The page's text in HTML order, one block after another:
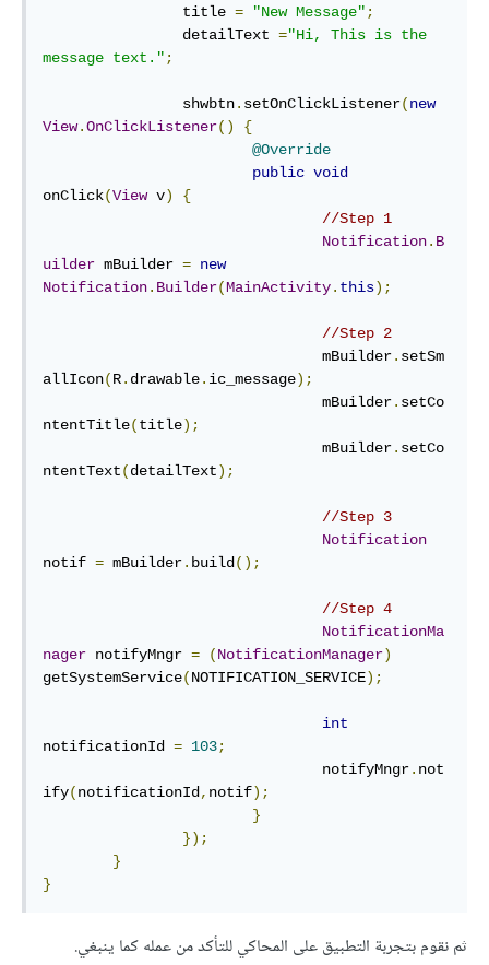
		title
= "New Message" ;
		detailText
="Hi, This is the
message text." ;
		shwbtn
. setOnClickListener(new
View.OnClickListener()
{
@Override
public void
onClick(View v)
{
//Step 1
Notification. B
uilder mBuilder = new
Notification. Builder(MainActivity. this);
//Step 2
				mBuilder
. setSm
allIcon(R. drawable. ic_message);
				mBuilder
. setCo
ntentTitle(title);
				mBuilder
. setCo
ntentText(detailText);
//Step 3
Notification
notif = mBuilder. build ();
//Step 4
NotificationMa
nager notifyMngr = (NotificationManager)
getSystemService(NOTIFICATION_SERVICE);
int
notificationId = 103;
				notifyMngr
. not
ify(notificationId , notif);
}
});
}
}
ثم نقوم بتجربة التطبيق على المحاكي للتأكد من عمله كما ينبغي.